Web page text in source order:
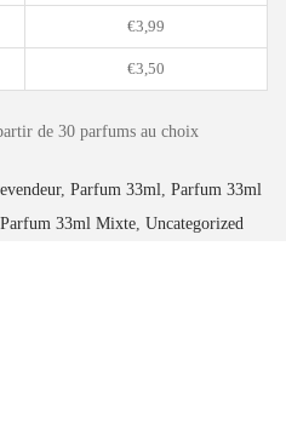
€3,99
€3,50
de 30 parfums au choix
, Parfum 33ml, Parfum 33ml
Parfum 33ml Mixte, Uncategorized